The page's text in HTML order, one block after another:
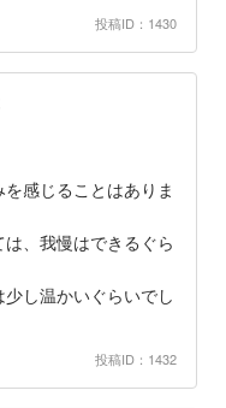
投稿ID：1430
感じることはありま
、我慢はできるぐら
し温かいぐらいでし
投稿ID：1432